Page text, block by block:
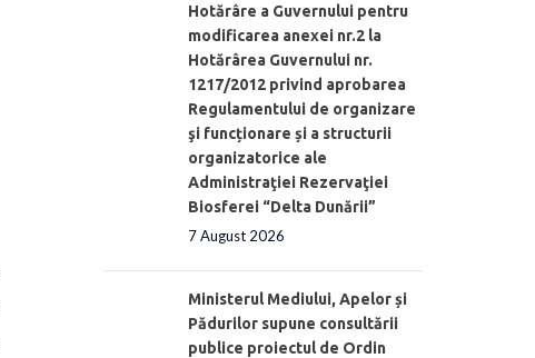
Hotărâre a Guvernului pentru
modificarea anexei nr.2 la
Hotărârea Guvernului nr.
1217/2012 privind aprobarea
Regulamentului de organizare
şi funcționare și a structurii
organizatorice ale
Administraţiei Rezervaţiei
Biosferei “Delta Dunării”
7 August 2026
Ministerul Mediului, Apelor și
Pădurilor supune consultării
publice proiectul de Ordin